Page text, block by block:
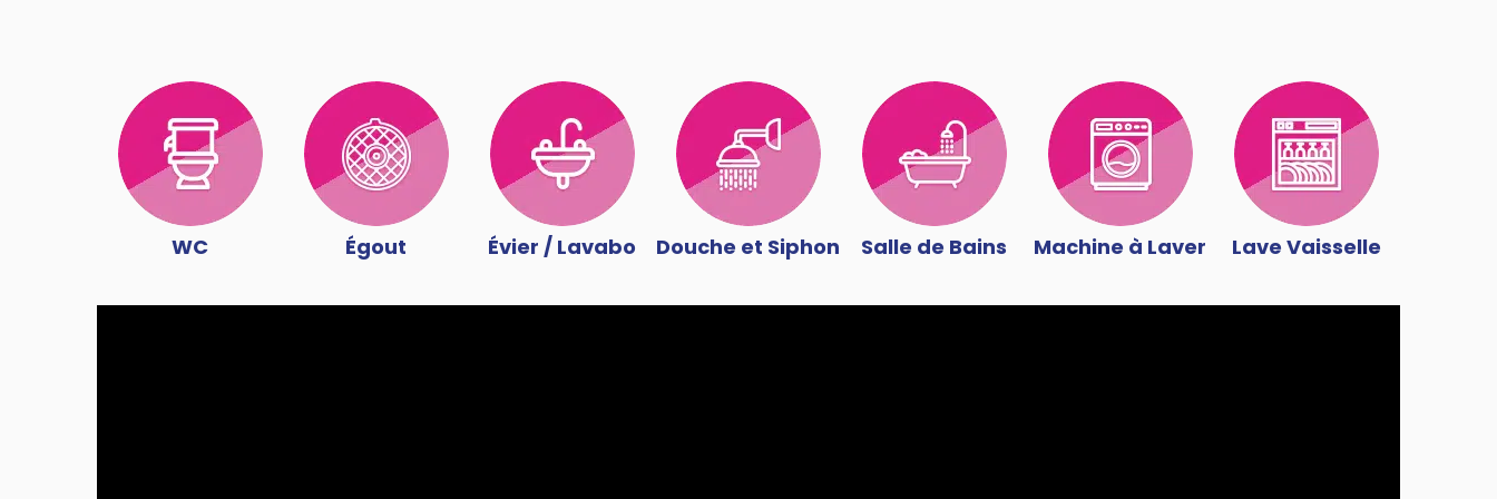
WC Égout Évier / Lavabo Douche et Siphon Salle de Bains Machine à Laver Lave Vaisselle